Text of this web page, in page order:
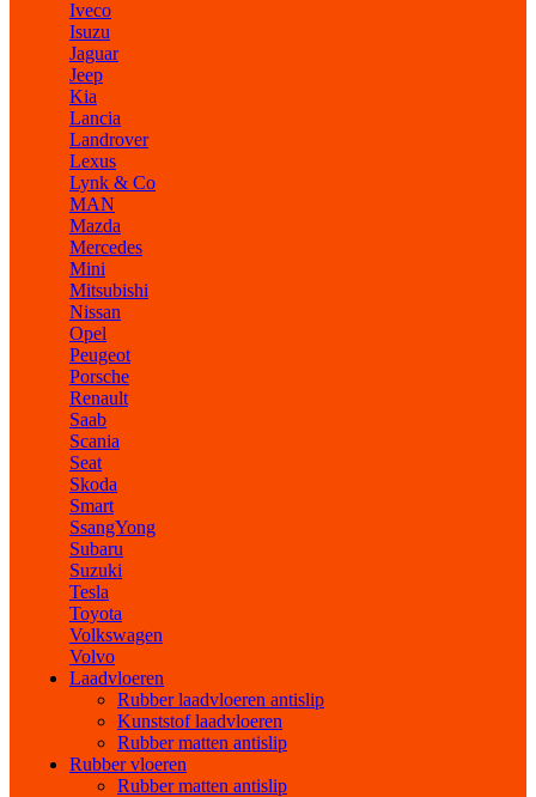
Iveco
Isuzu
Jaguar
Jeep
Kia
Lancia
Landrover
Lexus
Lynk & Co
MAN
Mazda
Mercedes
Mini
Mitsubishi
Nissan
Opel
Peugeot
Porsche
Renault
Saab
Scania
Seat
Skoda
Smart
SsangYong
Subaru
Suzuki
Tesla
Toyota
Volkswagen
Volvo
Laadvloeren
Rubber laadvloeren antislip
Kunststof laadvloeren
Rubber matten antislip
Rubber vloeren
Rubber matten antislip